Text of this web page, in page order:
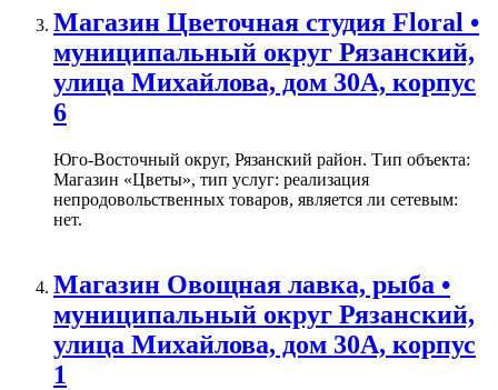
Магазин Цветочная студия Floral •
муниципальный округ Рязанский,
улица Михайлова, дом 30А, корпус
6
Юго-Восточный округ, Рязанский район. Тип объекта:
Магазин «Цветы», тип услуг: реализация
непродовольственных товаров, является ли сетевым:
нет.
Магазин Овощная лавка, рыба •
муниципальный округ Рязанский,
улица Михайлова, дом 30А, корпус
1